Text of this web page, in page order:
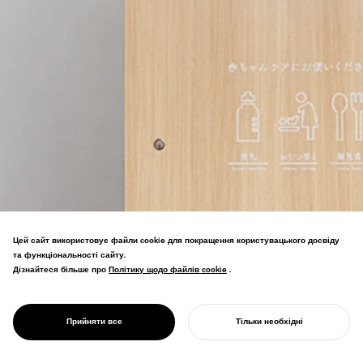
PROJECT
МАМАРО
Мобільний модуль для годування, що
загальносуспільну підтримку догляду
Цей сайт використовує файли cookie для покращення користувацького досвіду
та функціональності сайту.
Дізнайтеся більше про Політику щодо файлів cookie
Політику щодо файлів cookie .
Прийняти все Тільки необхідні